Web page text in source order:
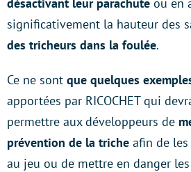
significativement la hauteur des
des tricheurs dans la foulée.
Ce ne sont que quelques
apportées par RICOCHET qui
permettre aux développeurs de
prévention de la triche afin de les
au jeu ou de mettre en danger